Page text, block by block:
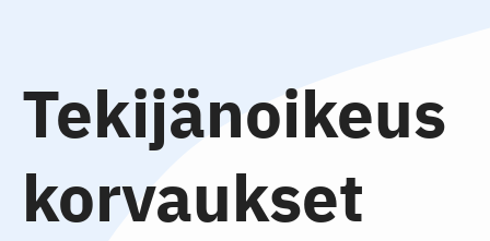
Tekijänoikeus
korvaukset